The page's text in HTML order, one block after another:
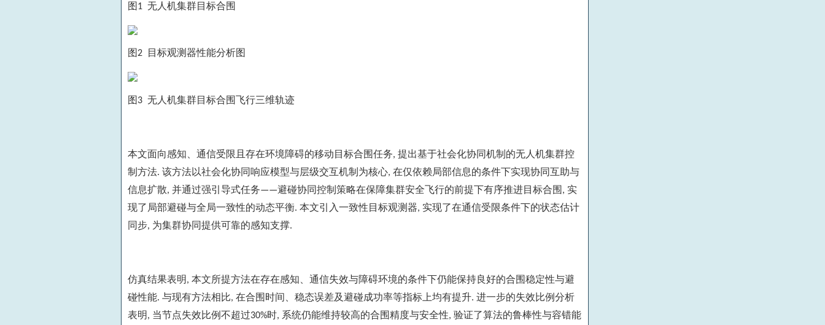
图 1 无人机集群目标合围
图2 目标观测器性能分析图
图 3 无人机集群目标合围飞行三维轨迹
本文面向感知、通信受限且存在环境障碍的移动目标合围任务, 提出基于社会化协同机制的无人机集群控
制方法. 该方法以社会化协同响应模型与层级交互机制为核心, 在仅依赖局部信息的条件下实现协同互助与
信息扩散, 并通过强引导式任务——避碰协同控制策略在保障集群安全飞行的前提下有序推进目标合围 , 实
现了局部避碰与全局一致性的动态平衡. 本文引入一致性目标观测器, 实现了在通信受限条件下的状态估计
同步, 为集群协同提供可靠的感知支撑.
仿真结果表明, 本文所提方法在存在感知、通信失效与障碍环境的条件下仍能保持良好的合围稳定性与避
碰性能. 与现有方法相比, 在合围时间、稳态误差及避碰成功率等指标上均有提升. 进一步的失效比例分析
表明, 当节点失效比例不超过30%时, 系统仍能维持较高的合围精度与安全性, 验证了算法的鲁棒性与容错能